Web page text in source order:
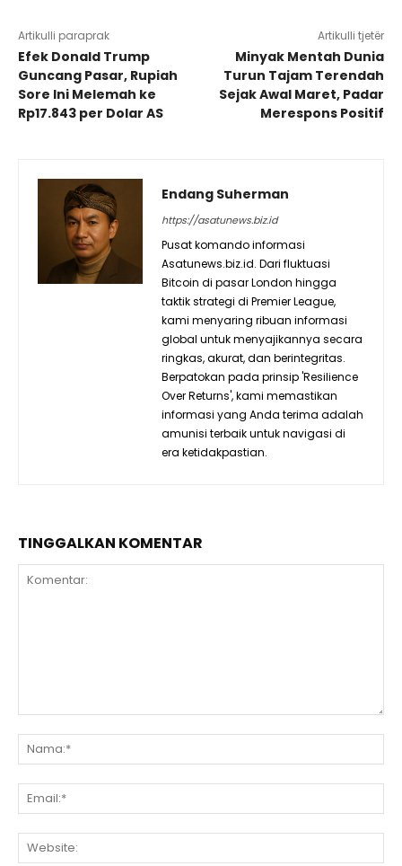
Artikulli paraprak
Efek Donald Trump
Guncang Pasar, Rupiah
Sore Ini Melemah ke
Rp17.843 per Dolar AS
Artikulli tjetër
Minyak Mentah Dunia
Turun Tajam Terendah
Sejak Awal Maret, Padar
Merespons Positif
Endang Suherman
https://asatunews.biz.id
Pusat komando informasi
Asatunews.biz.id. Dari fluktuasi
Bitcoin di pasar London hingga
taktik strategi di Premier League,
kami menyaring ribuan informasi
global untuk menyajikannya secara
ringkas, akurat, dan berintegritas.
Berpatokan pada prinsip 'Resilience
Over Returns', kami memastikan
informasi yang Anda terima adalah
amunisi terbaik untuk navigasi di
era ketidakpastian.
TINGGALKAN KOMENTAR